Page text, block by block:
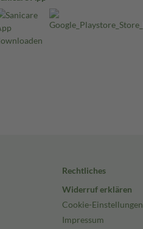
Rechtliches
Widerruf erklären
Cookie-Einstellungen
Impressum